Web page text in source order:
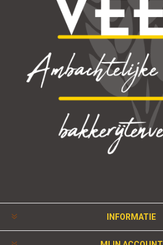
INFORMATIE